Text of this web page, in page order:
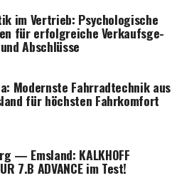
im Ver­trieb: Psy­cho­lo­gi­sche
für erfolg­rei­che Ver­kaufs­ge­
Abschlüsse
Moderns­te Fahr­rad­tech­nik aus
für höchs­ten Fahrkomfort
— Ems­land: KALKHOFF
7.B ADVANCE im Test!